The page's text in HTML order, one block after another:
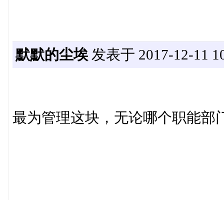
默默的尘埃发表于 2017-12-11
最为管理这块，无论哪个职能部